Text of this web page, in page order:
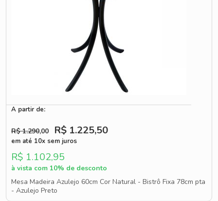
A partir de:
R$ 1.290,00 R$ 1.225,50
em até 10x sem juros
R$ 1.102,95
à vista com 10% de desconto
Mesa Madeira Azulejo 60cm Cor Natural - Bistrô Fixa 78cm pta
- Azulejo Preto